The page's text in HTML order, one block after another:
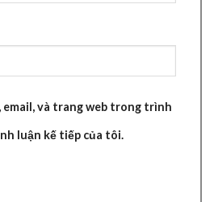
và trang web trong trình
luận kế tiếp của tôi.